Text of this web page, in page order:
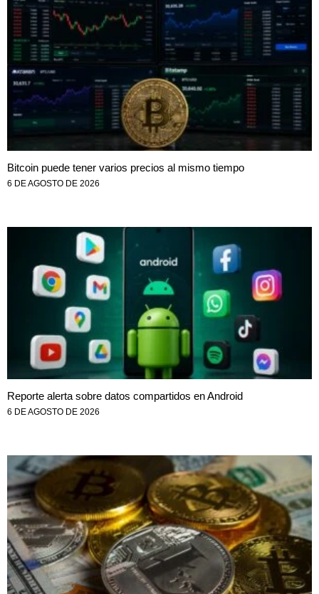
Bitcoin puede tener varios precios al mismo tiempo
6 DE AGOSTO DE 2026
Reporte alerta sobre datos compartidos en Android
6 DE AGOSTO DE 2026